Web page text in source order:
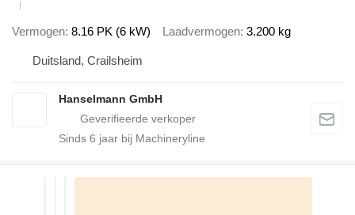
Vermogen 8.16 PK (6 kW) Laadvermogen 3.200 kg
Duitsland, Crailsheim
Hanselmann GmbH
Sinds 6 jaar bij Machineryline